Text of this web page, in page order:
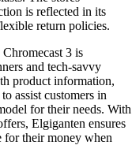
is reflected in its
return policies.
3 is
and tech-savvy
product information,
assist customers in
for their needs. With
Elgiganten ensures
for their money when